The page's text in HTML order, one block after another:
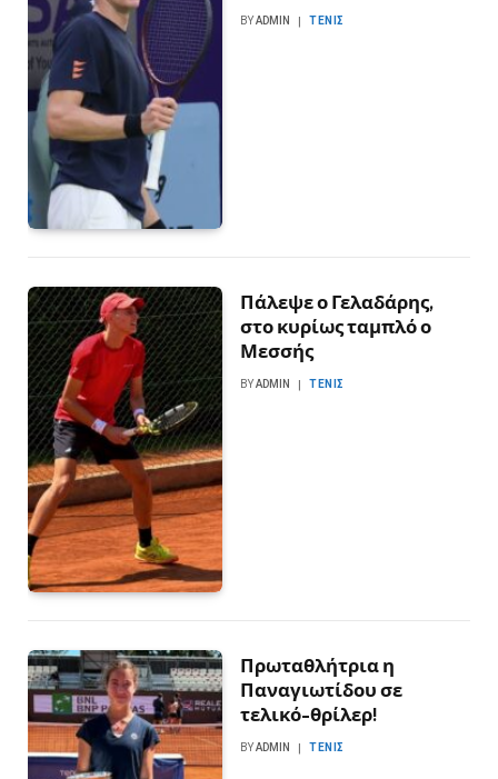
BYADMIN ΤΈΝΙΣ
Πάλεψε ο Γελαδάρης,
στο κυρίως ταμπλό ο
Μεσσής
BYADMIN ΤΈΝΙΣ
Πρωταθλήτρια η
Παναγιωτίδου σε
τελικό-θρίλερ!
BYADMIN ΤΈΝΙΣ